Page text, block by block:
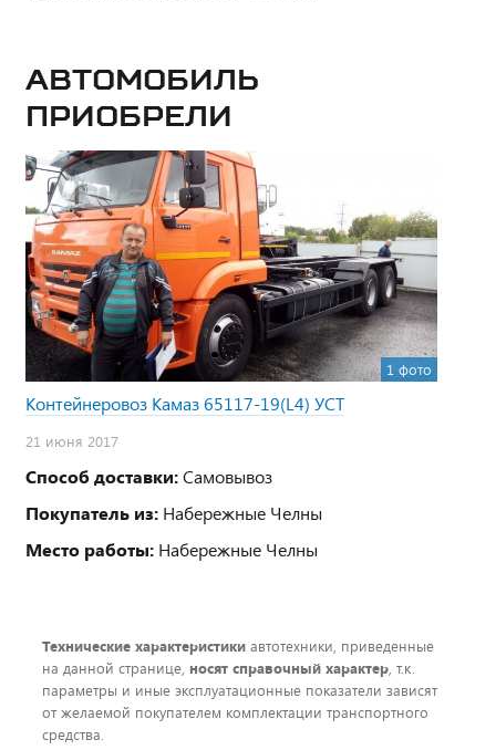
Автомобиль
приобрели
1 фото
Контейнеровоз Камаз 65117-19(L4) УСТ
21 июня 2017
Способ доставки:Самовывоз
Покупатель из: Набережные Челны
Место работы: Набережные Челны
Технические характеристики автотехники, приведенные
на данной странице, носят справочный характер, т.к.
параметры и иные эксплуатационные показатели зависят
от желаемой покупателем комплектации транспортного
средства.